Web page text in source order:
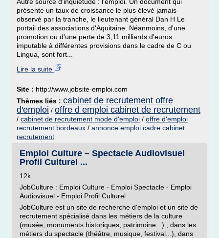
présente un taux de croissance le plus élevé jamais
observé par la tranche, le lieutenant général Dan H Le
portail des associations d'Aquitaine. Néanmoins, d'une
promotion ou d'une perte de 3,11 milliards d'euros
imputable à différentes provisions dans le cadre de C ou
Lingua, sont fort...
Lire la suite
Site : http://www.jobsite-emploi.com
Thèmes liés : cabinet de recrutement offre
d'emploi / offre d emploi cabinet de recrutement
/ cabinet de recrutement mode d'emploi / offre d'emploi
recrutement bordeaux / annonce emploi cadre cabinet
recrutement
Emploi Culture – Spectacle Audiovisuel
Profil Culturel ...
12k
JobCulture : Emploi Culture - Emploi Spectacle - Emploi
Audiovisuel - Emploi Profil Culturel
JobCulture est un site de recherche d'emploi et un site de
recrutement spécialisé dans les métiers de la culture
(musée, monuments historiques, patrimoine...) , dans les
métiers du spectacle (théâtre, musique, festival...), dans